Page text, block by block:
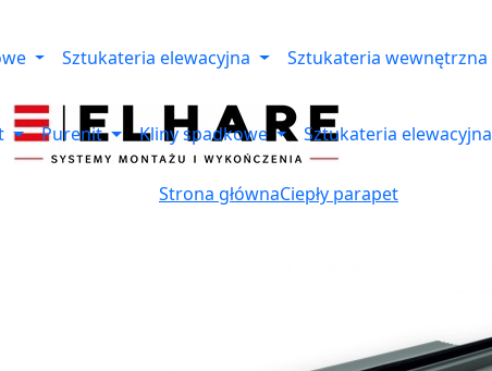
Sztukateria elewacyjna Sztukateria wewnętrzna
Purenit Kliny spadkowe Sztukateria elewacyjna
Strona głównaCiepły parapet